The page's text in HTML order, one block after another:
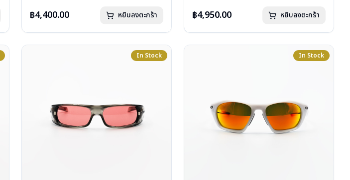
฿4,400.00 หยิบลงตะกร้า ฿4,950.00 หยิบลงตะกร้า
In Stock In Stock